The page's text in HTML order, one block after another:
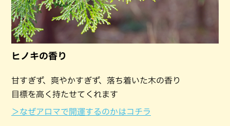
ヒノキの香り
甘すぎず、爽やかすぎず、落ち着いた木の香り
目標を高く持たせてくれます
＞なぜアロマで開運するのかはコチラ